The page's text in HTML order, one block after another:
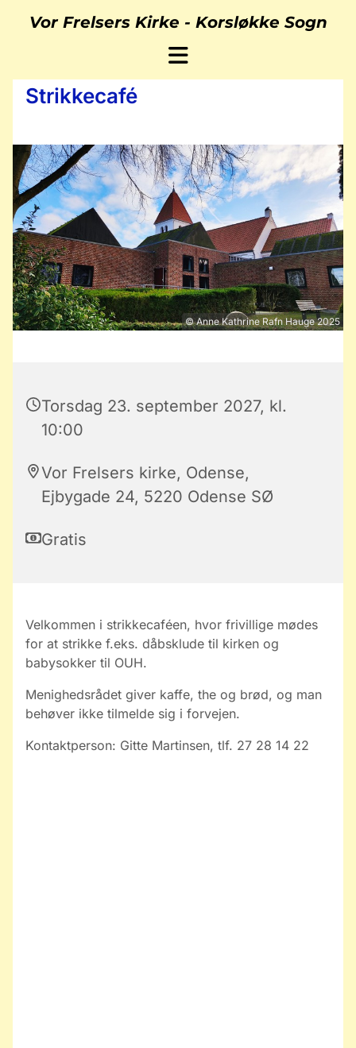
Vor Frelsers Kirke - Korsløkke Sogn
Strikkecafé
© Anne Kathrine Rafn Hauge 2025
Torsdag 23. september 2027, kl.
10:00
Vor Frelsers kirke, Odense,
Ejbygade 24, 5220 Odense SØ
Gratis
Velkommen i strikkecaféen, hvor frivillige mødes
for at strikke f.eks. dåbsklude til kirken og
babysokker til OUH.
Menighedsrådet giver kaffe, the og brød, og man
behøver ikke tilmelde sig i forvejen.
Kontaktperson: Gitte Martinsen, tlf. 27 28 14 22